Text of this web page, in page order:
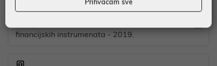
financijskih instrumenata - 2019.